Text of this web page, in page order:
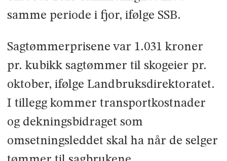
samme periode i fjor, ifølge SSB.
Sagtømmerprisene var 1.031 kroner
pr. kubikk sagtømmer til skogeier pr.
oktober, ifølge Landbruksdirektoratet.
I tillegg kommer transportkostnader
og dekningsbidraget som
omsetningsleddet skal ha når de selger